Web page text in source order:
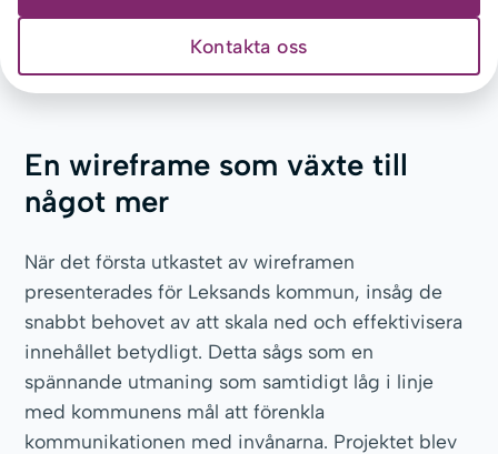
Kontakta oss
En wireframe som växte till
något mer
När det första utkastet av wireframen
presenterades för Leksands kommun, insåg de
snabbt behovet av att skala ned och effektivisera
innehållet betydligt. Detta sågs som en
spännande utmaning som samtidigt låg i linje
med kommunens mål att förenkla
kommunikationen med invånarna. Projektet blev